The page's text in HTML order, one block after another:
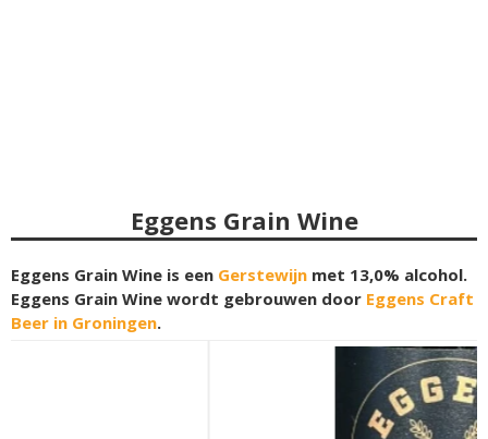
Eggens Grain Wine
Eggens Grain Wine is een Gerstewijn met 13,0% alcohol.
Eggens Grain Wine wordt gebrouwen door Eggens Craft
Beer in Groningen.